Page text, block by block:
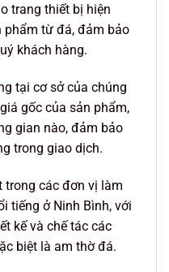
trang thiết bị hiện
phẩm từ đá, đảm bảo
khách hàng.
tại cơ sở của chúng
gốc của sản phẩm,
gian nào, đảm bảo
trong giao dịch.
trong các đơn vị làm
tiếng ở Ninh Bình, với
kế và chế tác các
biệt là am thờ đá.